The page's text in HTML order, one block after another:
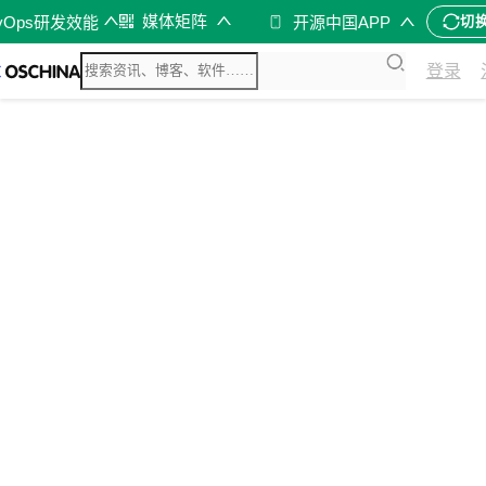
研发效能 媒体矩阵 开源中国APP 切
登录